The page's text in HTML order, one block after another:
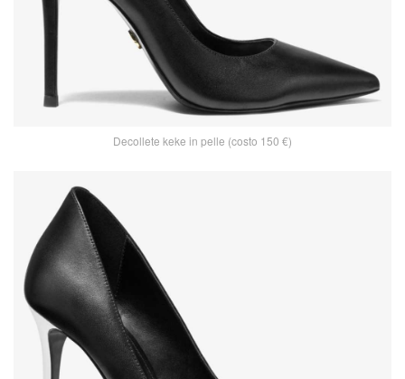
Decollete keke in pelle (costo 150 €)